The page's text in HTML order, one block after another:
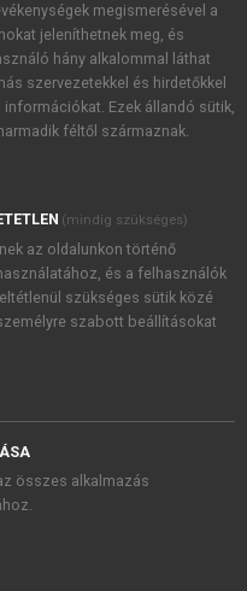
akcióiról.
Zrt. újdonságairól,
foglaltakat tudomásul
, valamint a szotar.netés a
foglaltakat
megismerésével a
jeleníthetnek meg, és
hány alkalommal láthat
szervezetekkel és hirdetőkkel
Ezek állandó sütik,
féltől származnak.
(mindig szükséges)
az oldalunkon történő
és a felhasználók
szükséges sütik közé
szabott beállításokat
összes alkalmazás